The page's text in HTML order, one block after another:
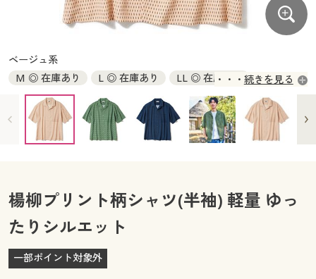
大きいサイズ メンズ
大きいサイズ 事務・制服
カタログ・チラシからのご注文
デジタルカタログ
カタログ無料プレゼント
マイページ
大きいサイズ 事務・制服
カタログ・チラシからのご注文
カタログ無料プレゼント
会員メニュー
閲覧履歴
お気に入り
サポート
ベージュ系
M ◎ 在庫あり
L ◎ 在庫あり
LL ◎ 在庫あり
3L ◎ 在庫あり
5L ◎ 在庫あり
続きを見る
楊柳プリント柄シャツ(半袖) 軽量 ゆっ
たりシルエット
一部ポイント対象外